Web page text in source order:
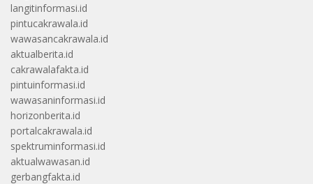
langitinformasi.id
pintucakrawala.id
wawasancakrawala.id
aktualberita.id
cakrawalafakta.id
pintuinformasi.id
wawasaninformasi.id
horizonberita.id
portalcakrawala.id
spektruminformasi.id
aktualwawasan.id
gerbangfakta.id